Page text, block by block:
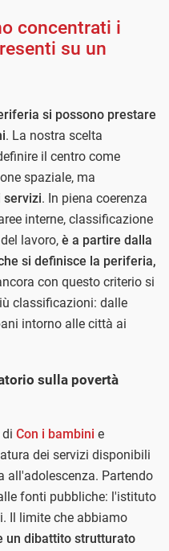
concentrati i
su un
si possono prestare
. La nostra scelta
il centro come
spaziale, ma
servizi. In piena coerenza
interne, classificazione
lavoro, è a partire dalla
si definisce la periferia,
con questo criterio si
classificazioni: dalle
intorno alle città ai
sulla povertà
Con i bambini e
dei servizi disponibili
all'adolescenza. Partendo
fonti pubbliche: l'istituto
Il limite che abbiamo
un dibattito strutturato